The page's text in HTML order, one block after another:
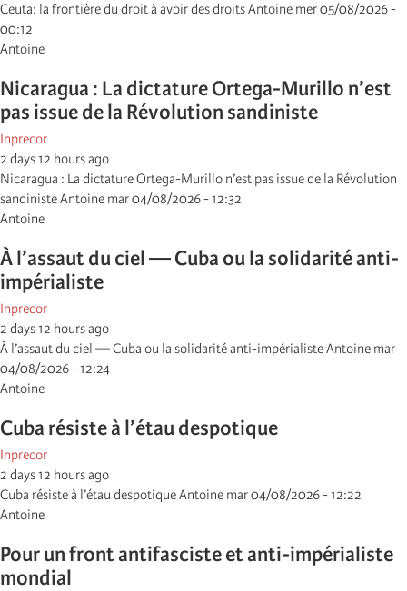
Ceuta: la frontière du droit à avoir des droits Antoine mer 05/08/2026 -
00:12
Antoine
Nicaragua : La dictature Ortega-Murillo n’est
pas issue de la Révolution sandiniste
Inprecor
2 days 12 hours ago
Nicaragua : La dictature Ortega-Murillo n’est pas issue de la Révolution
sandiniste Antoine mar 04/08/2026 - 12:32
Antoine
À l’assaut du ciel — Cuba ou la solidarité anti-
impérialiste
Inprecor
2 days 12 hours ago
À l’assaut du ciel — Cuba ou la solidarité anti-impérialiste Antoine mar
04/08/2026 - 12:24
Antoine
Cuba résiste à l’étau despotique
Inprecor
2 days 12 hours ago
Cuba résiste à l’étau despotique Antoine mar 04/08/2026 - 12:22
Antoine
Pour un front antifasciste et anti-impérialiste
mondial